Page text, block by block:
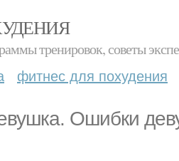
тренировок, советы
фитнес для похудения
Ошибки